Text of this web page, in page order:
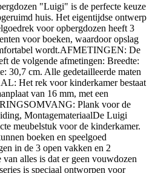
"Luigi" is de perfecte keuze
huis. Het eigentijdse ontwerp
voor opbergdozen heeft 3
voor boeken, waardoor opslag
wordt.AFMETINGEN: De
de volgende afmetingen: Breedte:
30,7 cm. Alle gedetailleerde maten
Het rek voor kinderkamer bestaat
van 16 mm, met een
Plank voor de
MontagemateriaalDe Luigi
meubelstuk voor de kinderkamer.
boeken en speelgoed
in de 3 open vakken en 2
alles is dat er geen vouwdozen
is speciaal ontworpen voor